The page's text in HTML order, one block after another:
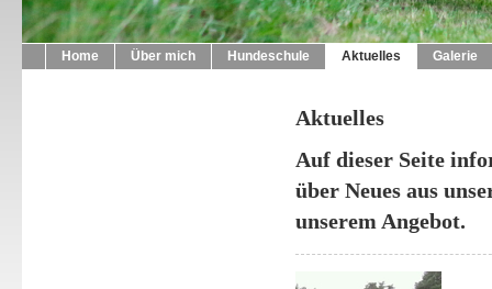
Home Über mich Hundeschule Aktuelles Galerie
Aktuelles
Auf dieser Seite
über Neues aus
unserem Angebot.